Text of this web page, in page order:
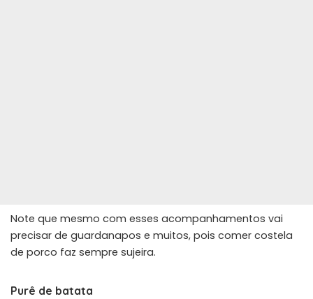
Note que mesmo com esses acompanhamentos vai
precisar de guardanapos e muitos, pois comer costela
de porco faz sempre sujeira.
Purê de batata